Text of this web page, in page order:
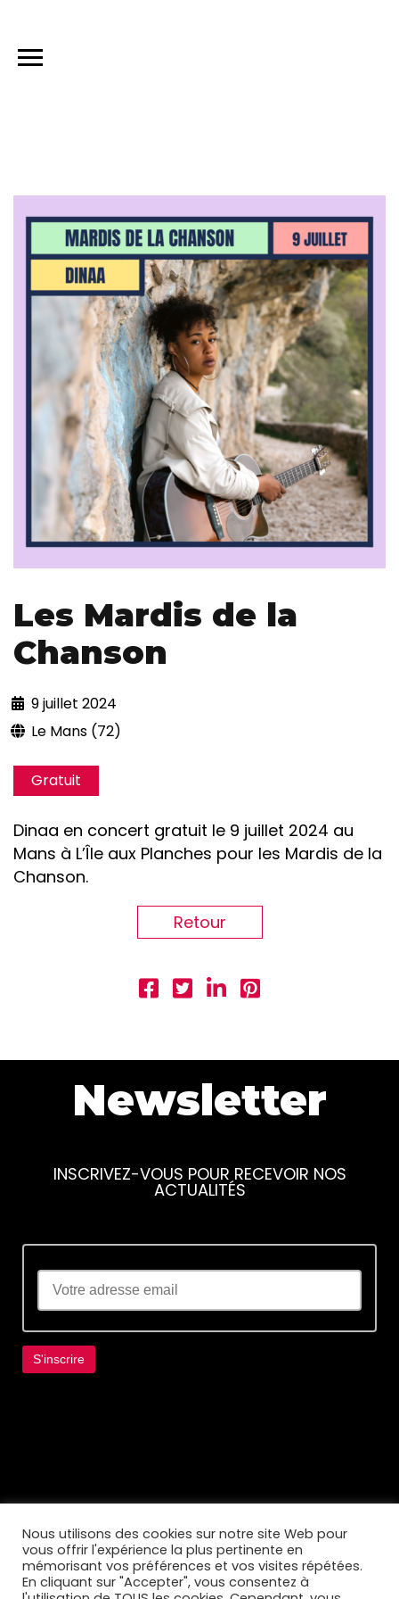
Les Mardis de la
Chanson
9 juillet 2024
Le Mans (72)
Gratuit
Dinaa en concert gratuit le 9 juillet 2024 au
Mans à L’Île aux Planches pour les Mardis de la
Chanson.
Retour
Newsletter
INSCRIVEZ-VOUS POUR RECEVOIR NOS
ACTUALITÉS
Nous utilisons des cookies sur notre site Web pour
vous offrir l'expérience la plus pertinente en
mémorisant vos préférences et vos visites répétées.
En cliquant sur "Accepter", vous consentez à